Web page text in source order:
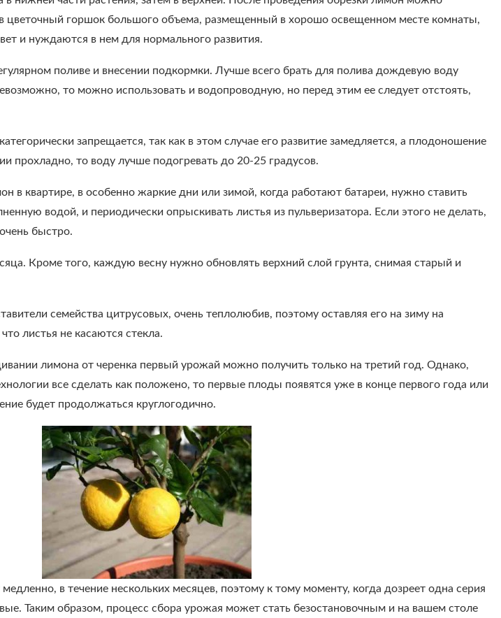
цветочный горшок большого объема, размещенный в хорошо освещенном месте комнаты,
и нуждаются в нем для нормального развития.
поливе и внесении подкормки. Лучше всего брать для полива дождевую воду
то можно использовать и водопроводную, но перед этим ее следует отстоять,
запрещается, так как в этом случае его развитие замедляется, а плодоношение
прохладно, то воду лучше подогревать до 20-25 градусов.
в квартире, в особенно жаркие дни или зимой, когда работают батареи, нужно ставить
водой, и периодически опрыскивать листья из пульверизатора. Если этого не делать,
быстро.
Кроме того, каждую весну нужно обновлять верхний слой грунта, снимая старый и
семейства цитрусовых, очень теплолюбив, поэтому оставляя его на зиму на
листья не касаются стекла.
лимона от черенка первый урожай можно получить только на третий год. Однако,
все сделать как положено, то первые плоды появятся уже в конце первого года или
будет продолжаться круглогодично.
в течение нескольких месяцев, поэтому к тому моменту, когда дозреет одна серия
Таким образом, процесс сбора урожая может стать безостановочным и на вашем столе